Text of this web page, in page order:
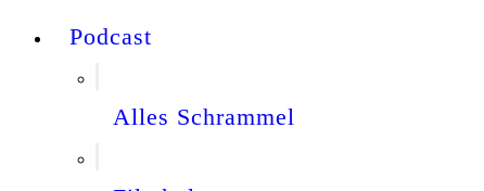
Podcast
Alles Schrammel